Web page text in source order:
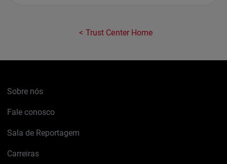
Trust Center Home
Sobre nós
Fale conosco
Sala de Reportagem
Carreiras